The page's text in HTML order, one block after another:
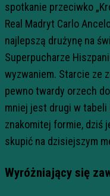
spotkanie przeciwko
Real Madryt Carlo
najlepszą drużynę na
Superpucharze
wyzwaniem. Starcie ze
pewno twardy orzech
mniej jest drugi w tabeli
znakomitej formie, dziś
skupić na dzisiejszym
Wyróżniający się